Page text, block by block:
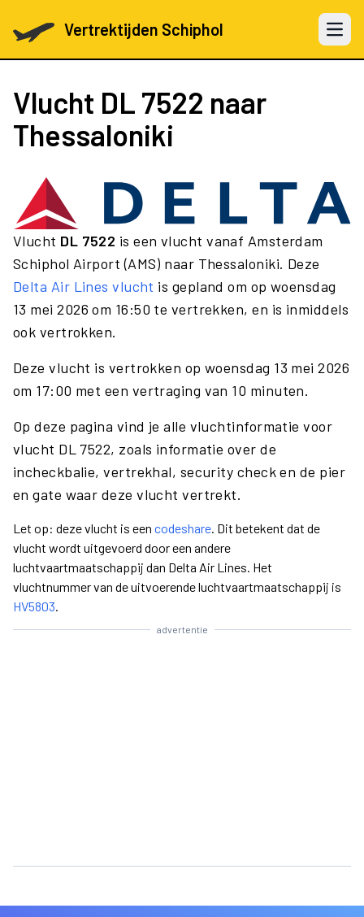
Vertrektijden Schiphol Open
Vlucht DL 7522 naar
Thessaloniki
Vlucht DL 7522 is een vlucht vanaf Amsterdam
Schiphol Airport (AMS) naar Thessaloniki. Deze
Delta Air Lines vlucht is gepland om op woensdag
13 mei 2026 om 16:50 te vertrekken, en is inmiddels
ook vertrokken.
Deze vlucht is vertrokken op woensdag 13 mei 2026
om 17:00 met een vertraging van 10 minuten.
Op deze pagina vind je alle vluchtinformatie voor
vlucht DL 7522, zoals informatie over de
incheckbalie, vertrekhal, security check en de pier
en gate waar deze vlucht vertrekt.
Let op: deze vlucht is een codeshare. Dit betekent dat de
vlucht wordt uitgevoerd door een andere
luchtvaartmaatschappij dan Delta Air Lines. Het
vluchtnummer van de uitvoerende luchtvaartmaatschappij is
HV5803.
advertentie